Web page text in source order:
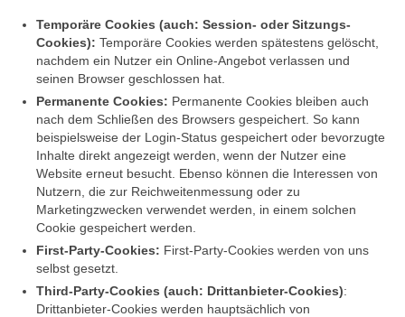
Temporäre Cookies (auch: Session- oder Sitzungs-
Cookies): Temporäre Cookies werden spätestens gelöscht,
nachdem ein Nutzer ein Online-Angebot verlassen und
seinen Browser geschlossen hat.
Permanente Cookies: Permanente Cookies bleiben auch
nach dem Schließen des Browsers gespeichert. So kann
beispielsweise der Login-Status gespeichert oder bevorzugte
Inhalte direkt angezeigt werden, wenn der Nutzer eine
Website erneut besucht. Ebenso können die Interessen von
Nutzern, die zur Reichweitenmessung oder zu
Marketingzwecken verwendet werden, in einem solchen
Cookie gespeichert werden.
First-Party-Cookies: First-Party-Cookies werden von uns
selbst gesetzt.
Third-Party-Cookies (auch: Drittanbieter-Cookies):
Drittanbieter-Cookies werden hauptsächlich von